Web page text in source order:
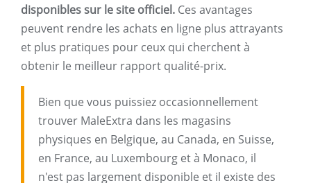
disponibles sur le site officiel. Ces avantages
peuvent rendre les achats en ligne plus attrayants
et plus pratiques pour ceux qui cherchent à
obtenir le meilleur rapport qualité-prix.
Bien que vous puissiez occasionnellement
trouver MaleExtra dans les magasins
physiques en Belgique, au Canada, en Suisse,
en France, au Luxembourg et à Monaco, il
n'est pas largement disponible et il existe des